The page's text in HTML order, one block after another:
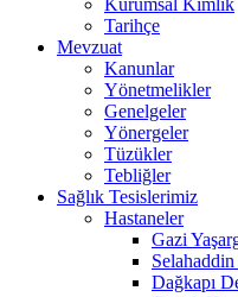
Tarihçe
Mevzuat
Kanunlar
Yönetmelikler
Genelgeler
Yönergeler
Tüzükler
Tebliğler
Sağlık Tesislerimiz
Hastaneler
Gazi
Dağkapı